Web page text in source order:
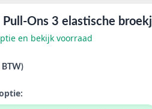
Ons 3 elastische
en bekijk voorraad
BTW)